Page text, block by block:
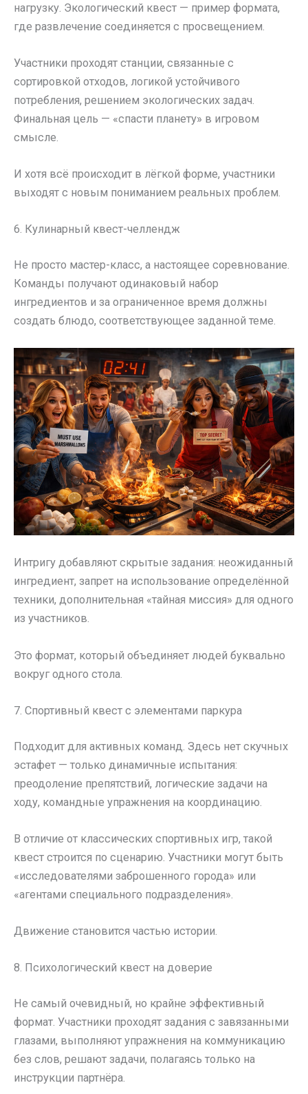
нагрузку. Экологический квест — пример формата,
где развлечение соединяется с просвещением.
Участники проходят станции, связанные с
сортировкой отходов, логикой устойчивого
потребления, решением экологических задач.
Финальная цель — «спасти планету» в игровом
смысле.
И хотя всё происходит в лёгкой форме, участники
выходят с новым пониманием реальных проблем.
6. Кулинарный квест-челлендж
Не просто мастер-класс, а настоящее соревнование.
Команды получают одинаковый набор
ингредиентов и за ограниченное время должны
создать блюдо, соответствующее заданной теме.
Интригу добавляют скрытые задания: неожиданный
ингредиент, запрет на использование определённой
техники, дополнительная «тайная миссия» для одного
из участников.
Это формат, который объединяет людей буквально
вокруг одного стола.
7. Спортивный квест с элементами паркура
Подходит для активных команд. Здесь нет скучных
эстафет — только динамичные испытания:
преодоление препятствий, логические задачи на
ходу, командные упражнения на координацию.
В отличие от классических спортивных игр, такой
квест строится по сценарию. Участники могут быть
«исследователями заброшенного города» или
«агентами специального подразделения».
Движение становится частью истории.
8. Психологический квест на доверие
Не самый очевидный, но крайне эффективный
формат. Участники проходят задания с завязанными
глазами, выполняют упражнения на коммуникацию
без слов, решают задачи, полагаясь только на
инструкции партнёра.